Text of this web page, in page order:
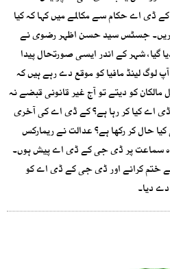
ڈی اے حکام سے مکالمے میں کہا کہ کیا
کریں۔ جسٹس سید حسن اظہر رضوی نے
گیا، شہر کے اندر ایسی صورتحال پیدا
لوگ لینڈ مافیا کو موقع دے رہے ہیں کہ
کو دیتے تو آج غیر قانونی قبضے نہ
اے کیا کر رہا ہے؟ کے ڈی اے کی آخری
حال کر رکھا ہے؟ عدالت نے ریمارکس
سماعت پر ڈی جی کے ڈی اے پیش ہوں۔
ختم کرانے اور ڈی جی کے ڈی اے کو
دیا۔